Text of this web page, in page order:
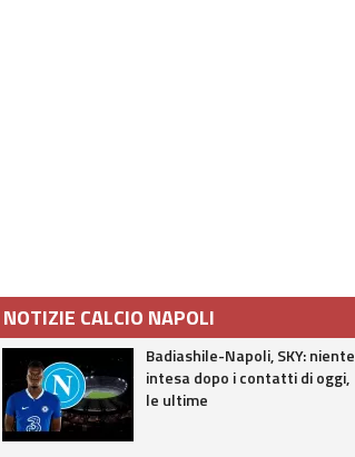
NOTIZIE CALCIO NAPOLI
Badiashile-Napoli, SKY: niente
intesa dopo i contatti di oggi,
le ultime